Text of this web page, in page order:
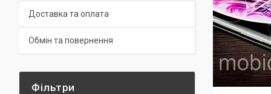
Доставка та оплата
Обмін та повернення
Фільтри